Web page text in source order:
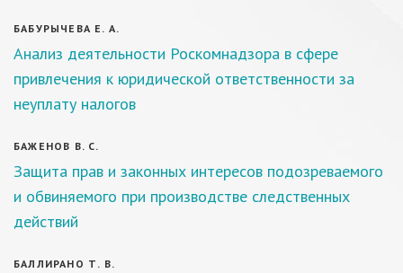
БАБУРЫЧЕВА Е. А.
Анализ деятельности Роскомнадзора в сфере
привлечения к юридической ответственности за
неуплату налогов
БАЖЕНОВ В. С.
Защита прав и законных интересов подозреваемого
и обвиняемого при производстве следственных
действий
БАЛЛИРАНО Т. В.